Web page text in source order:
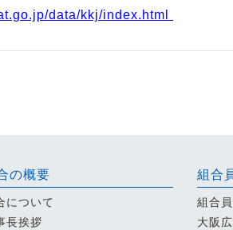
data/kkj/index.html
の概要
について
長挨拶
組合
組合
大阪